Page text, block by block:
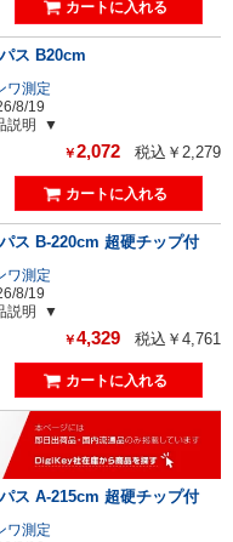
ス B20cm
ワ測定
8/19
説明
￥2,072 税込￥2,279
パス B-220cm 超硬チップ付
ワ測定
8/19
説明
￥4,329 税込￥4,761
パス A-215cm 超硬チップ付
ワ測定